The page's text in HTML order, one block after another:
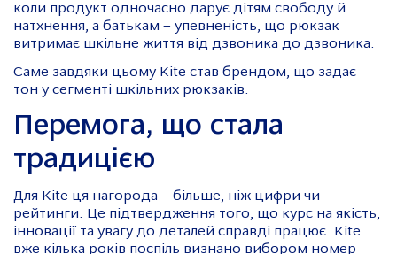
коли продукт одночасно дарує дітям свободу й
натхнення, а батькам – упевненість, що рюкзак
витримає шкільне життя від дзвоника до дзвоника.
Саме завдяки цьому Kite став брендом, що задає
тон у сегменті шкільних рюкзаків.
Перемога, що стала
традицією
Для Kite ця нагорода – більше, ніж цифри чи
рейтинги. Це підтвердження того, що курс на якість,
інновації та увагу до деталей справді працює. Kite
вже кілька років поспіль визнано вибором номер